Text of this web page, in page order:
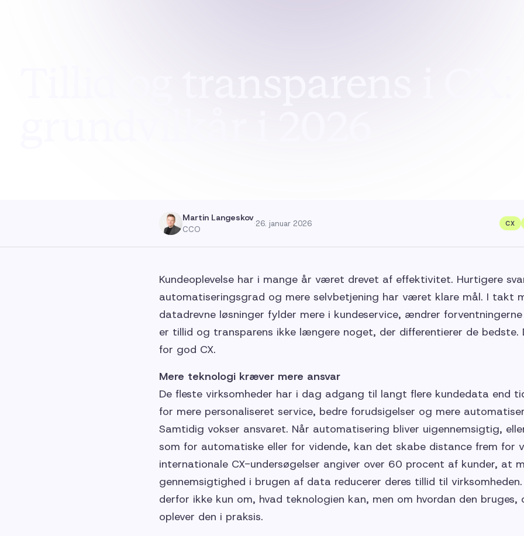
Martin Langeskov
CCO
·26. januar 2026 CX
Kundeoplevelse har i mange år været drevet af effektivitet. Hurtigere
automatiseringsgrad og mere selvbetjening har været klare mål. I takt
datadrevne løsninger fylder mere i kundeservice, ændrer
er tillid og transparens ikke længere noget, der differentierer de
for god CX.
Mere teknologi kræver mere ansvar
De fleste virksomheder har i dag adgang til langt flere kundedata end
for mere personaliseret service, bedre forudsigelser og mere
Samtidig vokser ansvaret. Når automatisering bliver uigennemsigtig,
som for automatiske eller for vidende, kan det skabe distance frem for
internationale CX-undersøgelser angiver over 60 procent af kunder, at
gennemsigtighed i brugen af data reducerer deres tillid til
derfor ikke kun om, hvad teknologien kan, men om hvordan den bruges,
oplever den i praksis.